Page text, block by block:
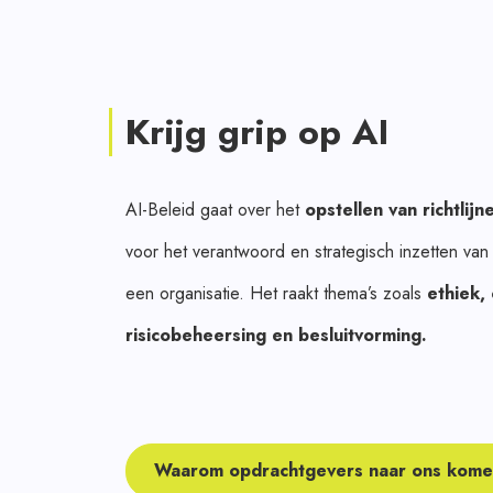
Krijg grip op AI
AI-Beleid gaat over het opstellen van
voor het verantwoord en strategisch inzetten
een organisatie. Het raakt thema’s zoals ethiek,
risicobeheersing en besluitvorming.
Waarom opdrachtgevers naar ons